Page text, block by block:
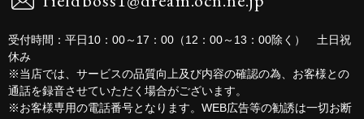
受付時間：平日10：00～17：00（12：00～13：00除く） 土日祝
休み
※当店では、サービスの品質向上及び内容の確認の為、お客様との
通話を録音させていただく場合がございます。
※お客様専用の電話番号となります。WEB広告等の勧誘は一切お断